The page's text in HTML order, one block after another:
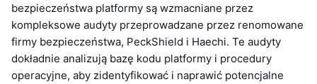
bezpieczeństwa platformy są wzmacniane przez
kompleksowe audyty przeprowadzane przez renomowane
firmy bezpieczeństwa, PeckShield i Haechi. Te audyty
dokładnie analizują bazę kodu platformy i procedury
operacyjne, aby zidentyfikować i naprawić potencjalne